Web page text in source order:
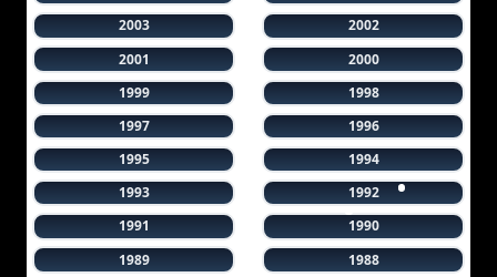
2003
2002
2001
2000
1999
1998
1997
1996
1995
1994
1993
1992
1991
1990
1989
1988